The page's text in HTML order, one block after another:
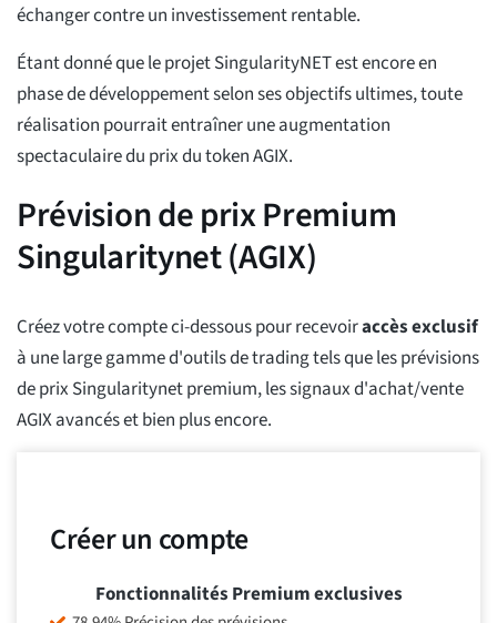
échanger contre un investissement rentable.
Étant donné que le projet SingularityNET est encore en
phase de développement selon ses objectifs ultimes, toute
réalisation pourrait entraîner une augmentation
spectaculaire du prix du token AGIX.
Prévision de prix Premium
Singularitynet (AGIX)
Créez votre compte ci-dessous pour recevoiraccès exclusif
à une large gamme d'outils de trading tels que les prévisions
de prix Singularitynet premium, les signaux d'achat/vente
AGIX avancés et bien plus encore.
Créer un compte
Fonctionnalités Premium exclusives